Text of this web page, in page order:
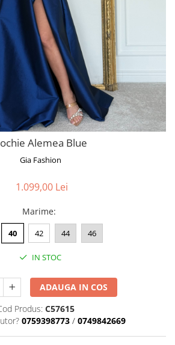
Alemea Blue
Gia Fashion
1.099,00 Lei
Marime:
40 42 44 46
IN STOC
ADAUGA IN COS
Produs: C57615
0759398773 / 0749842669